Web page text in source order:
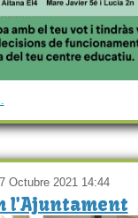
Octubre 2021 14:44
l'Ajuntament